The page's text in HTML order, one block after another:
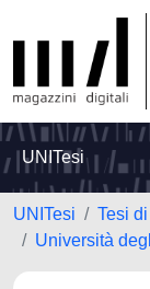
UNITesi
UNITesi
Tesi
Università